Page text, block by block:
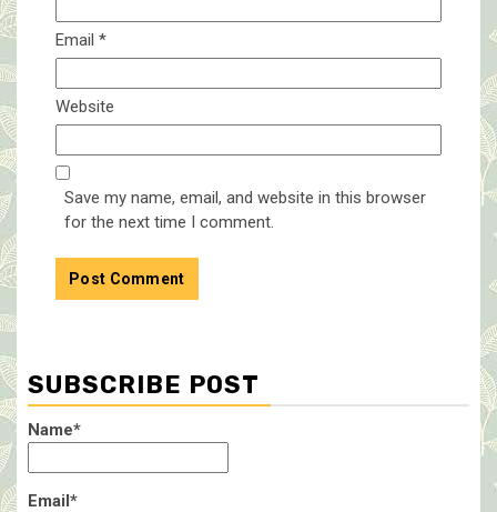
Email *
Website
Save my name, email, and website in this browser
for the next time I comment.
SUBSCRIBE POST
Name*
Email*